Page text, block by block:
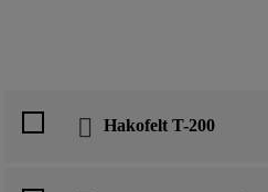
Hakofelt T-200